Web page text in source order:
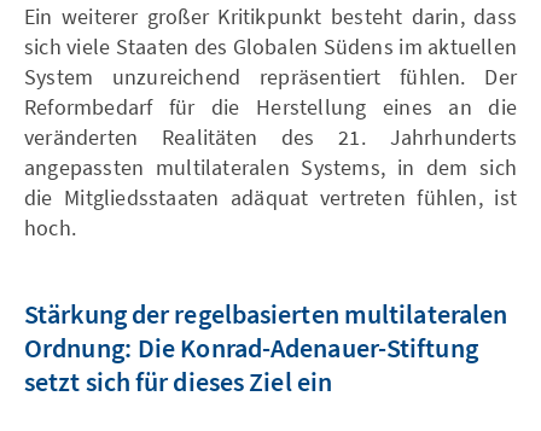
Ein weiterer großer Kritikpunkt besteht darin, dass
sich viele Staaten des Globalen Südens im aktuellen
System unzureichend repräsentiert fühlen. Der
Reformbedarf für die Herstellung eines an die
veränderten Realitäten des 21. Jahrhunderts
angepassten multilateralen Systems, in dem sich
die Mitgliedsstaaten adäquat vertreten fühlen, ist
hoch.
Stärkung der regelbasierten multilateralen
Ordnung: Die Konrad-Adenauer-Stiftung
setzt sich für dieses Ziel ein